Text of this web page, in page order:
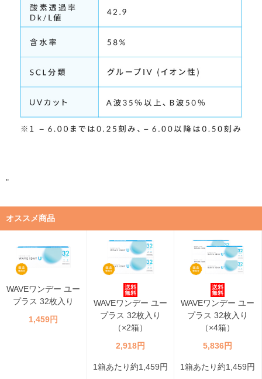
"
オススメ商品
WAVEワンデー ユー
プラス 32枚入り
1,459円
WAVEワンデー ユー
プラス 32枚入り
（×2箱）
2,918円
1箱あたり約1,459円
WAVEワンデー ユー
プラス 32枚入り
（×4箱）
5,836円
1箱あたり約1,459円